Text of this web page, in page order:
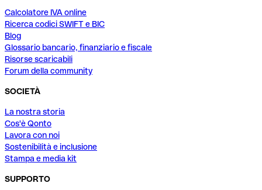
Calcolatore IVA online
Ricerca codici SWIFT e BIC
Blog
Glossario bancario, finanziario e fiscale
Risorse scaricabili
Forum della community
SOCIETÀ
La nostra storia
Cos'è Qonto
Lavora con noi
Sostenibilità e inclusione
Stampa e media kit
SUPPORTO